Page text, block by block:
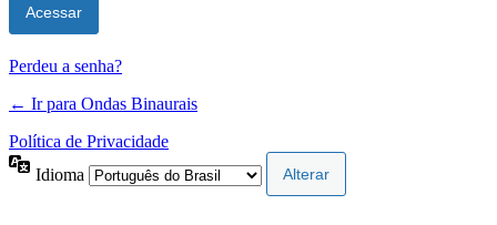
Perdeu a senha?
← Ir para Ondas Binaurais
Política de Privacidade
Idioma